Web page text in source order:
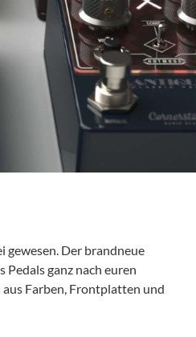
gewesen. Der brandneue
Pedals ganz nach euren
Farben, Frontplatten und